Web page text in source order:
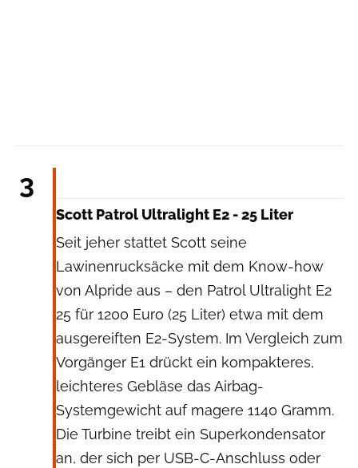
3
Scott Patrol Ultralight E2 - 25 Liter
Seit jeher stattet Scott seine
Lawinenrucksäcke mit dem Know-how
von Alpride aus – den Patrol Ultralight E2
25 für 1200 Euro (25 Liter) etwa mit dem
ausgereiften E2-System. Im Vergleich zum
Vorgänger E1 drückt ein kompakteres,
leichteres Gebläse das Airbag-
Systemgewicht auf magere 1140 Gramm.
Die Turbine treibt ein Superkondensator
an, der sich per USB-C-Anschluss oder